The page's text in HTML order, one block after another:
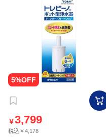
￥3,799
税込￥4,178